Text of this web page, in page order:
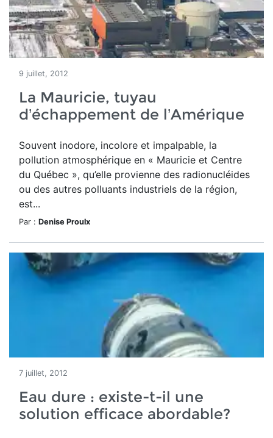
9 juillet, 2012
La Mauricie, tuyau
d’échappement de l’Amérique
Souvent inodore, incolore et impalpable, la
pollution atmosphérique en « Mauricie et Centre
du Québec », qu’elle provienne des radionucléides
ou des autres polluants industriels de la région,
est...
Par : Denise Proulx
7 juillet, 2012
Eau dure : existe-t-il une
solution efficace abordable?